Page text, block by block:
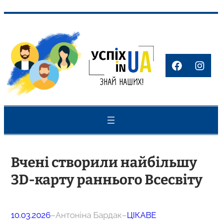
вмісту
Вчені створили найбільшу
3D-карту раннього Всесвіту
10.03.2026–Антоніна Бардак–ЦІКАВЕ